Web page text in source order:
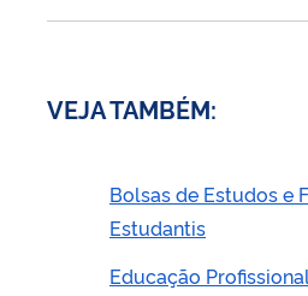
VEJA TAMBÉM:
Bolsas de Estudos e
Estudantis
Educação